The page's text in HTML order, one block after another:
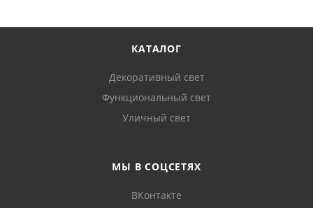
КАТАЛОГ
Декоративный свет
Функциональный свет
Уличный свет
МЫ В СОЦСЕТЯХ
ВКонтакте